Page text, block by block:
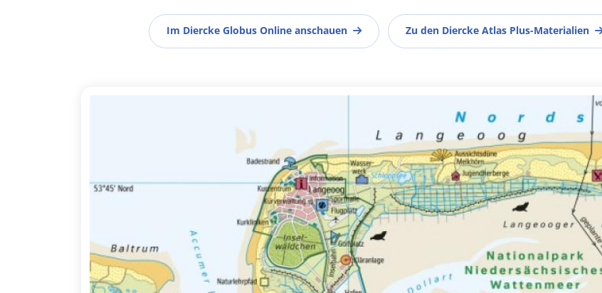
Im Diercke Globus Online anschauen Zu den Diercke Atlas Plus-Materialien